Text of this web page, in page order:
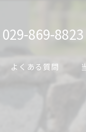
029-869-8823
よくある質問